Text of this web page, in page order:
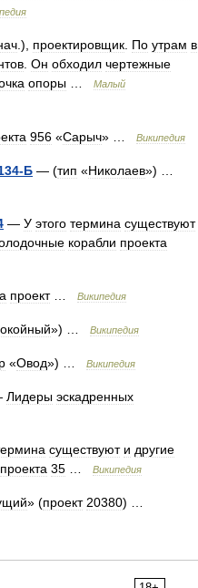
.), проектировщик По утрам в
Он обходил чертежные
опоры
Малый
956 «Сарыч» … Википедия
-Б — (тип «Николаев») …
— У этого термина существуют
корабли проекта
проект… Википедия
») … Википедия
«Овод») … Википедия
Лидеры эскадренных
существуют и другие
проекта 35 Википедия
» (проект 20380) …